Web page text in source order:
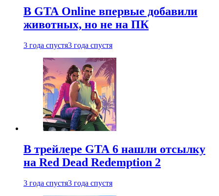
В GTA Online впервые добавили
животных, но не на ПК
3 года спустя3 года спустя
В трейлере GTA 6 нашли отсылку
на Red Dead Redemption 2
3 года спустя3 года спустя